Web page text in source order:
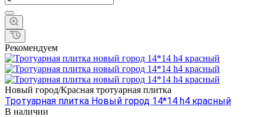
Рекомендуем
Новый город/Красная тротуарная плитка
Тротуарная плитка Новый город 14*14 h4 красный
В наличии